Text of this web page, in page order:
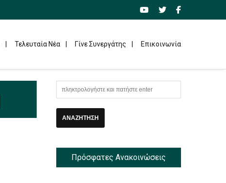
Τελευταία Νέα Γίνε Συνεργάτης Επικοινωνία
Πρόσφατες Ανακοινώσεις